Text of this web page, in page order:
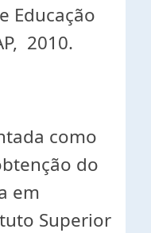
Educação
2010.
como
do
em
Superior